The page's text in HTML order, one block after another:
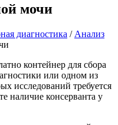
мочи
диагностика / Анализ
контейнер для сбора
или одном из
исследований требуется
наличие консерванта у